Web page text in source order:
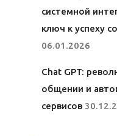
системной
ключ к успеху
06.01.2026
Chat GPT:
общении и
сервисов